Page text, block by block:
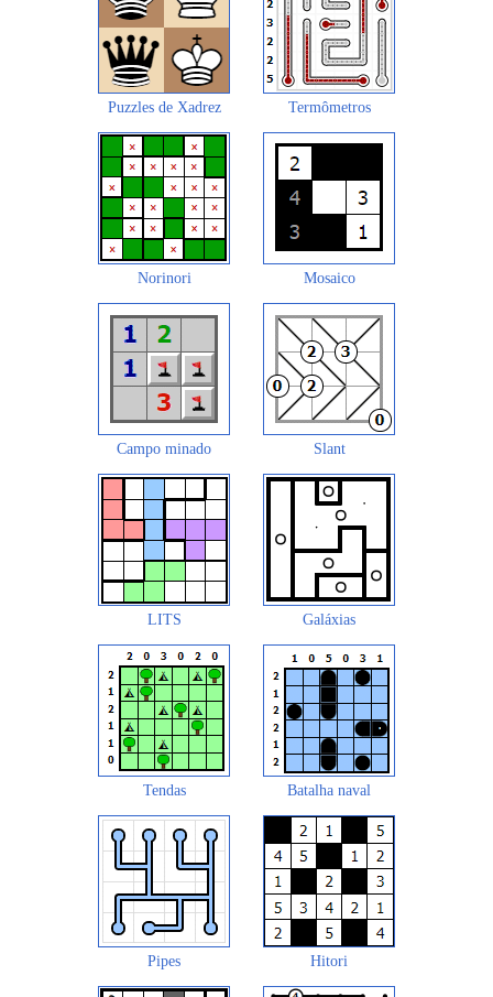
Puzzles de Xadrez Termômetros
Norinori Mosaico
Campo minado Slant
LITS Galáxias
Tendas Batalha naval
Pipes Hitori